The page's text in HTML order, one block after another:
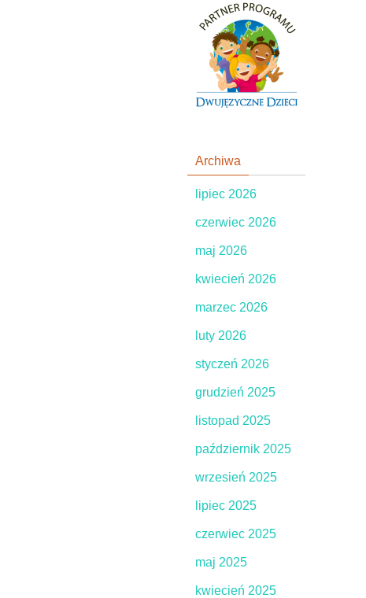
Archiwa
lipiec 2026
czerwiec 2026
maj 2026
kwiecień 2026
marzec 2026
luty 2026
styczeń 2026
grudzień 2025
listopad 2025
październik 2025
wrzesień 2025
lipiec 2025
czerwiec 2025
maj 2025
kwiecień 2025